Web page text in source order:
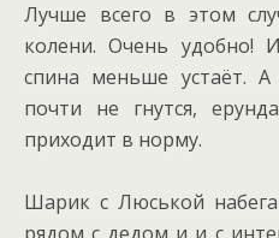
Лучше всего в этом
колени. Очень
спина меньше устаёт.
почти не гнутся,
приходит в норму.
Шарик с Люськой